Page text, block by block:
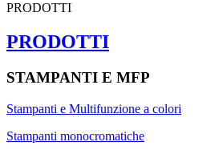
PRODOTTI
PRODOTTI
STAMPANTI E MFP
Stampanti e Multifunzione a colori
Stampanti monocromatiche